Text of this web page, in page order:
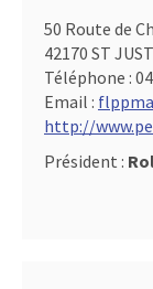
50 Route de
42170 ST
Téléphone :
Email :
http://
Président :